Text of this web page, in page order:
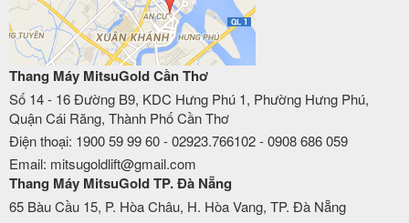
Thang Máy MitsuGold Cần Thơ
Số 14 - 16 Đường B9, KDC Hưng Phú 1, Phường Hưng Phú,
Quận Cái Răng, Thành Phố Cần Thơ
Điện thoại: 1900 59 99 60 - 02923.766102 - 0908 686 059
Email: mitsugoldlift@gmail.com
Thang Máy MitsuGold TP. Đà Nẵng
65 Bàu Cầu 15, P. Hòa Châu, H. Hòa Vang, TP. Đà Nẵng